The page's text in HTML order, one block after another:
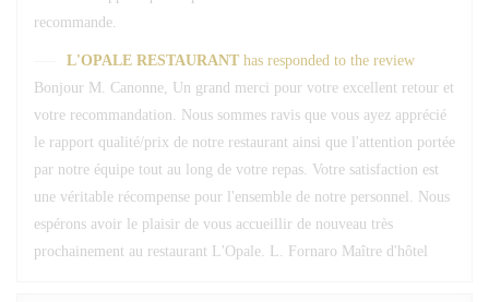
recommande.
L'OPALE RESTAURANT has responded to the review
Bonjour M. Canonne, Un grand merci pour votre excellent retour et
votre recommandation. Nous sommes ravis que vous ayez apprécié
le rapport qualité/prix de notre restaurant ainsi que l'attention portée
par notre équipe tout au long de votre repas. Votre satisfaction est
une véritable récompense pour l'ensemble de notre personnel. Nous
espérons avoir le plaisir de vous accueillir de nouveau très
prochainement au restaurant L'Opale. L. Fornaro Maître d'hôtel